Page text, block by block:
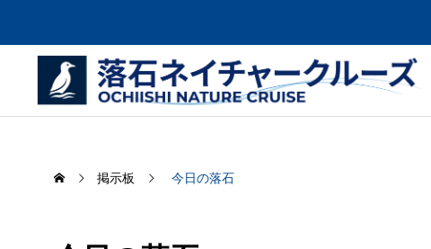
掲示板 今日の落石